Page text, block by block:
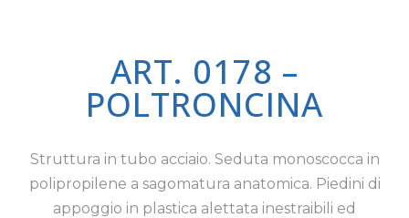
ART. 0178 –
POLTRONCINA
Struttura in tubo acciaio. Seduta monoscocca in
polipropilene a sagomatura anatomica. Piedini di
appoggio in plastica alettata inestraibili ed